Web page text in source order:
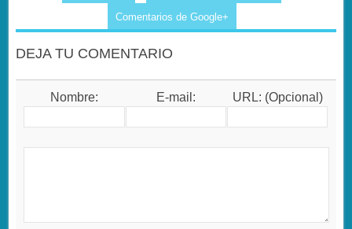
Comentarios de Google+
DEJA TU COMENTARIO
Nombre: E-mail: URL: (Opcional)